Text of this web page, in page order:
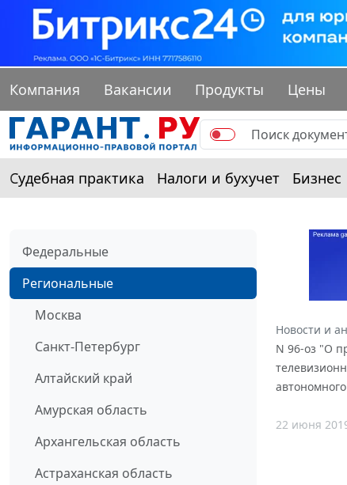
Компания Вакансии Продукты Цены
Судебная практика Налоги и бухучет Бизнес
Федеральные
Региональные
Москва
Санкт-Петербург
Алтайский край
Амурская область
Архангельская область
Астраханская область
Новости и
N 96-оз "О
22 июня